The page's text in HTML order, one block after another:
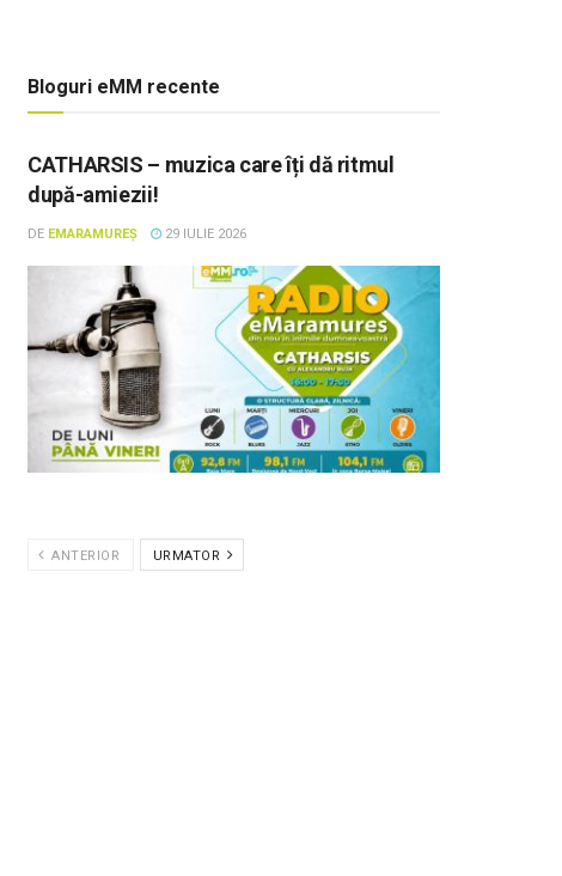
Bloguri eMM recente
CATHARSIS – muzica care îți dă ritmul
după-amiezii!
DE EMARAMUREȘ 29 IULIE 2026
ANTERIOR URMATOR